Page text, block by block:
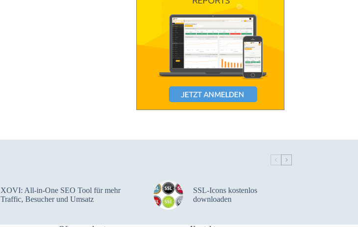
XOVI: All-in-One SEO Tool für mehr
Traffic, Besucher und Umsatz
SSL-Icons kostenlos
downloaden